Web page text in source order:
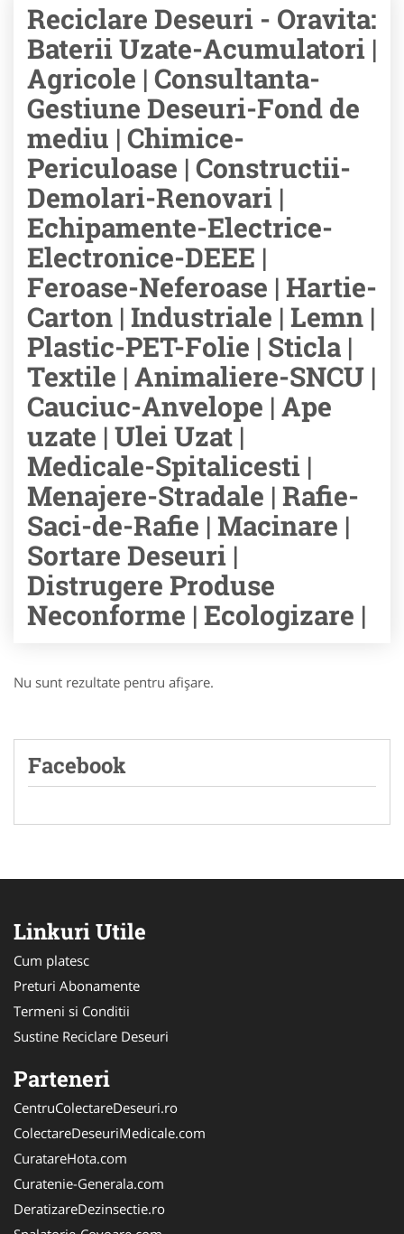
Reciclare Deseuri - Oravita:
Baterii Uzate-Acumulatori |
Agricole | Consultanta-
Gestiune Deseuri-Fond de
mediu | Chimice-
Periculoase | Constructii-
Demolari-Renovari |
Echipamente-Electrice-
Electronice-DEEE |
Feroase-Neferoase | Hartie-
Carton | Industriale | Lemn |
Plastic-PET-Folie | Sticla |
Textile | Animaliere-SNCU |
Cauciuc-Anvelope | Ape
uzate | Ulei Uzat |
Medicale-Spitalicesti |
Menajere-Stradale | Rafie-
Saci-de-Rafie | Macinare |
Sortare Deseuri |
Distrugere Produse
Neconforme | Ecologizare |
Nu sunt rezultate pentru afişare.
Facebook
Linkuri Utile
Cum platesc
Preturi Abonamente
Termeni si Conditii
Sustine Reciclare Deseuri
Parteneri
CentruColectareDeseuri.ro
ColectareDeseuriMedicale.com
CuratareHota.com
Curatenie-Generala.com
DeratizareDezinsectie.ro